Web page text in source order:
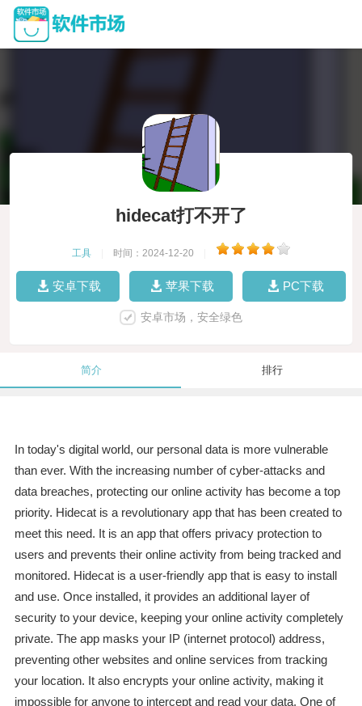
hidecat打不开了
工具 时间：2024-12-20
安卓下载 苹果下载 PC下载
安卓市场，安全绿色
简介 排行
In today's digital world, our personal data is more vulnerable
than ever. With the increasing number of cyber-attacks and
data breaches, protecting our online activity has become a top
priority. Hidecat is a revolutionary app that has been created to
meet this need. It is an app that offers privacy protection to
users and prevents their online activity from being tracked and
monitored. Hidecat is a user-friendly app that is easy to install
and use. Once installed, it provides an additional layer of
security to your device, keeping your online activity completely
private. The app masks your IP (internet protocol) address,
preventing other websites and online services from tracking
your location. It also encrypts your online activity, making it
impossible for anyone to intercept and read your data. One of